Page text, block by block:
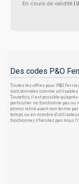
En cours de validité |
Des codes P&O
Toutes les offres pour P&O
sont données comme utilisables
Toutefois, il est possible
particulier ne fonctionne pas ou
promo retiré avant son terme
temps ou en nombre
fonctionner, n'hésitez pas nous